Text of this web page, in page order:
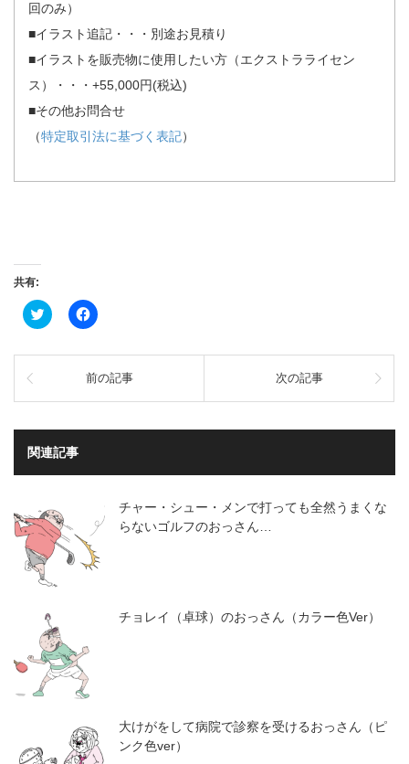
回のみ）
■イラスト追記・・・別途お見積り
■イラストを販売物に使用したい方（エクストラライセン
ス）・・・+55,000円(税込)
■その他お問合せ
（特定取引法に基づく表記）
共有:
ク
リ
し
共
(新
し
い
ィ
ウ
で
開
き
ま
Facebook
で
す
る
に
ク
ッ
く
(新
し
い
ウ
ィ
前の記事 次の記事
関連記事
チャー・シュー・メンで打っても全然うまくな
らないゴルフのおっさん…
チョレイ（卓球）のおっさん（カラー色Ver）
大けがをして病院で診察を受けるおっさん（ピ
ンク色ver）